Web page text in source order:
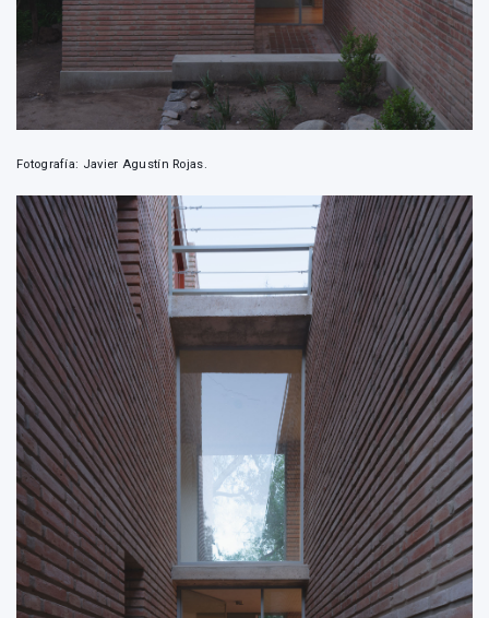
Fotografía: Javier Agustín Rojas.